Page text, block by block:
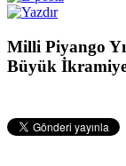
Milli Piyango
Büyük